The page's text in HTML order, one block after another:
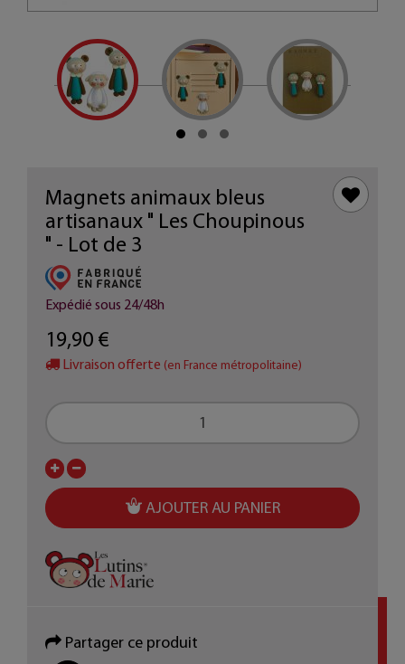
Magnets animaux bleus
artisanaux " Les Choupinous
" - Lot de 3
Expédié sous 24/48h
19,90 €
Livraison offerte (en France métropolitaine)
AJOUTER AU PANIER
Partager ce produit